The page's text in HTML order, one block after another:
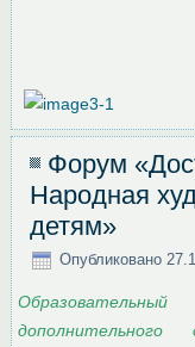
Форум
Народная
детям»
Опубликовано
дополнительного